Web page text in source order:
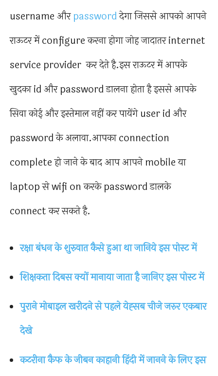
username औरpasswordदेगा जिससे आपको आपने
राऊटर में configure करना होगा जोह जादातर internet
service provider कर देते है.इस राऊटर में आपके
खुदका id और password डालना होता है इससे आपके
सिवा कोई और इस्तेमाल नहीं कर पायेंगे user id और
password के अलावा.आपका connection
complete हो जाने के बाद आप आपने mobile या
laptop से wifi on करके password डालके
connect कर सकते है.
रक्षा बंधन के शुरुवात कैसे हुआ था जानिये इस पोस्ट में
शिक्षकता दिबस क्यों मानाया जाता है जानिए इस पोस्ट में
पुराने मोबाइल खरीदने से पहले येह्सब चीजे जरुर एकबार
देखे
कटरीना कैफ के जीबन काहानी हिंदी में जानने के लिए इस